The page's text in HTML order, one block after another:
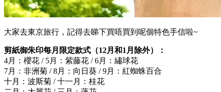
大家去東京旅行，記得去睇下買唔買到呢個特色手信啦~
剪紙御朱印每月限定款式（12月和1月除外）：
4月：櫻花 / 5月：紫藤花 / 6月：繡球花
7月：非洲菊 / 8月：向日葵 / 9月：紅蜘蛛百合
十月：波斯菊 / 十一月：桂花